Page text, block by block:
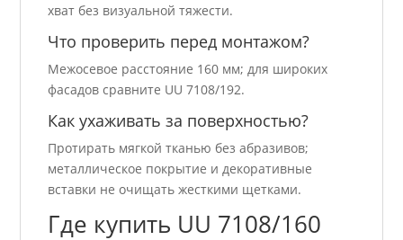
хват без визуальной тяжести.
Что проверить перед монтажом?
Межосевое расстояние 160 мм; для широких
фасадов сравните UU 7108/192.
Как ухаживать за поверхностью?
Протирать мягкой тканью без абразивов;
металлическое покрытие и декоративные
вставки не очищать жесткими щетками.
Где купить UU 7108/160